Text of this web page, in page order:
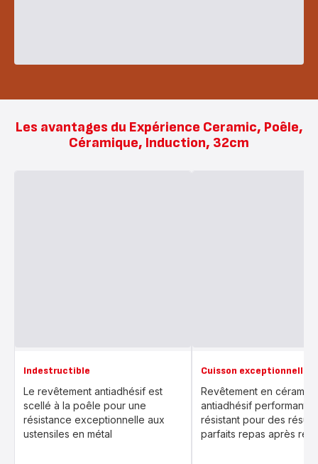
Les avantages du Expérience Ceramic, Poêle,
Céramique, Induction, 32cm
Indestructible
Le revêtement antiadhésif est
scellé à la poêle pour une
résistance exceptionnelle aux
ustensiles en métal
Cuisson exceptionnelle
Revêtement en
antiadhésif performant et
résistant pour des
parfaits repas après